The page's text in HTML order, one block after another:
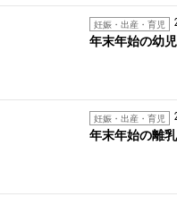
妊娠・出産・育児
年末年始の幼
妊娠・出産・育児
年末年始の離